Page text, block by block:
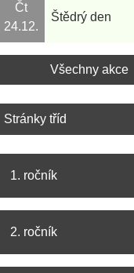
Čt
24.12.
Štědrý den
Všechny akce
Stránky tříd
1. ročník
2. ročník